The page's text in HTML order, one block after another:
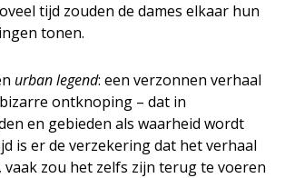
tijd zouden de dames elkaar hun
tonen.
urban legend: een verzonnen verhaal
ontknoping – dat in
en gebieden als waarheid wordt
is er de verzekering dat het verhaal
vaak zou het zelfs zijn terug te voeren